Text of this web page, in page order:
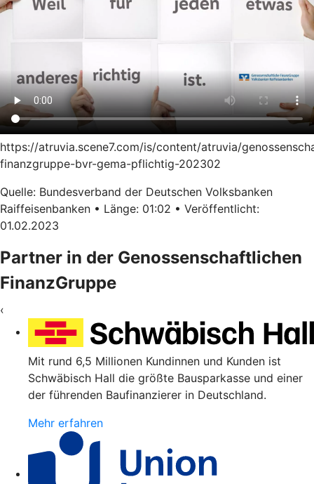
https://atruvia.scene7.com/is/content/atruvia/
finanzgruppe-bvr-gema-pflichtig-202302
Quelle: Bundesverband der Deutschen Volksbanken
Raiffeisenbanken • Länge: 01:02 • Veröffentlicht:
01.02.2023
Partner in der Genossenschaftlichen
FinanzGruppe
‹
Mit rund 6,5 Millionen Kundinnen und Kunden ist
Schwäbisch Hall die größte Bausparkasse und einer
der führenden Baufinanzierer in Deutschland.
Mehr erfahren